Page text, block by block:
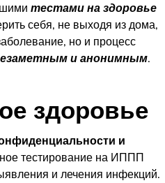
тестами на здоровье
себя, не выходя из дома,
но и процесс
и анонимным.
здоровье
и
тестирование на ИППП
и лечения инфекций.